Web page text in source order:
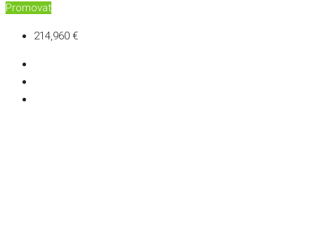
Promovat
214,960 €